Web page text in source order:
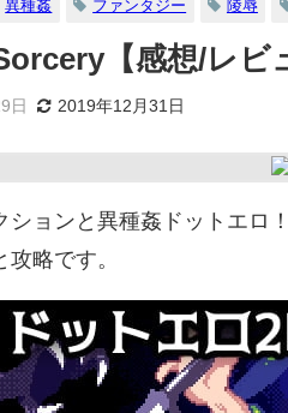
異種姦 ファンタジー 陵辱
【感想/レビ
日 2019年12月31日
ションと異種姦ドットエロ
攻略です。